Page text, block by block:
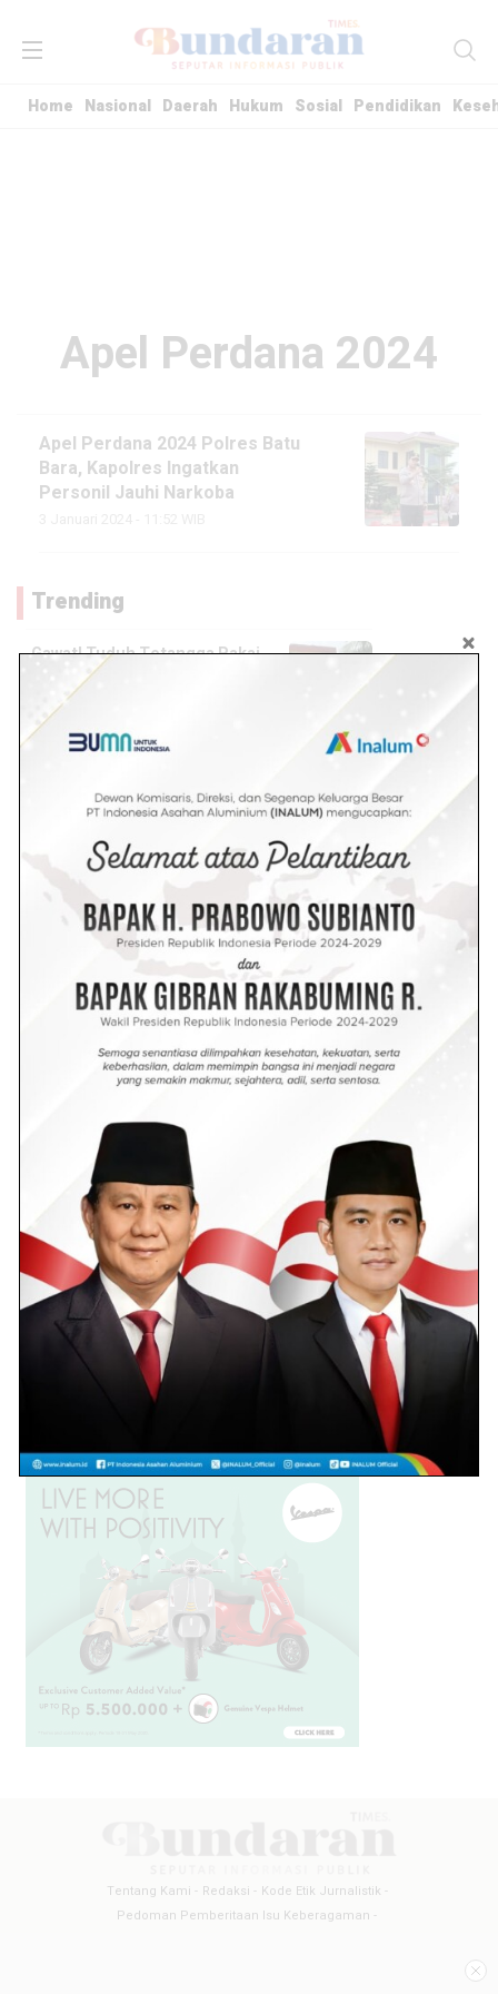
Home Nasional Daerah Hukum Sosial Pendidikan
Apel Perdana 2024
Apel Perdana 2024 Polres Batu
Bara, Kapolres Ingatkan
Personil Jauhi Narkoba
Trending
Gawat! Tuduh Tetangga Pakai
Pesugihan, Oknum NW PNS
Guru SDN Air Batu Resmi di
Laporkan
4.9k views
Wanita Berambut Pirang Coba-
Tanjung Tiram, Eh Ternyata
Ketahuan
4.1k views
Diduga Stres Terlilit Hutang,
Wanita di Batu Bara Gantung Diri
Dengan Kain Gorden
Senja Berdarah di Jalan Lima
Kecelakaan Maut
1.8k views
Polisi Tangkap Pria Asal Desa
Pahlawan, ini penyebabnya!
1.1k views
Oky Iqbal Diganti, Prabowo
Tunjuk Syafrizal Pimpin
Gerindra Batu Bara
Tentang Kami Redaksi
Kode Etik Jurnalistik
Pedoman Pemberitaan Isu Keberagaman